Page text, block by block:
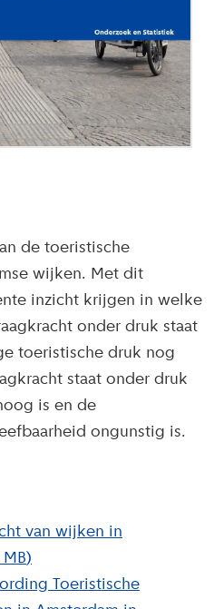
de toeristische
wijken. Met dit
inzicht krijgen in welke
onder druk staat
toeristische druk nog
staat onder druk
is en de
ongunstig is.
van wijken in
MB)
Toeristische